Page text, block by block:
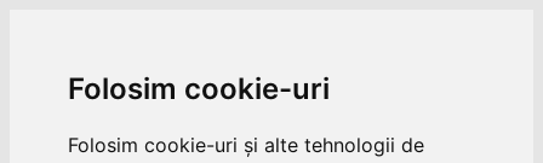
Folosim cookie-uri
Folosim cookie-uri și alte tehnologii de